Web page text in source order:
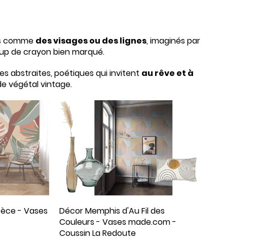
comme des visages ou des lignes, imaginés par
de crayon bien marqué.
abstraites, poétiques qui invitent au rêve et à
végétal vintage.
- Vases
Décor Memphis d'Au Fil des
Couleurs - Vases made.com -
Coussin La Redoute